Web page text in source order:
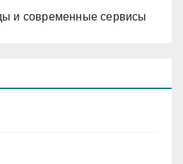
и современные сервисы